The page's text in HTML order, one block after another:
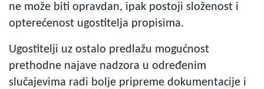
ne može biti opravdan, ipak postoji složenost i
opterećenost ugostitelja propisima.
Ugostitelji uz ostalo predlažu mogućnost
prethodne najave nadzora u određenim
slučajevima radi bolje pripreme dokumentacije i